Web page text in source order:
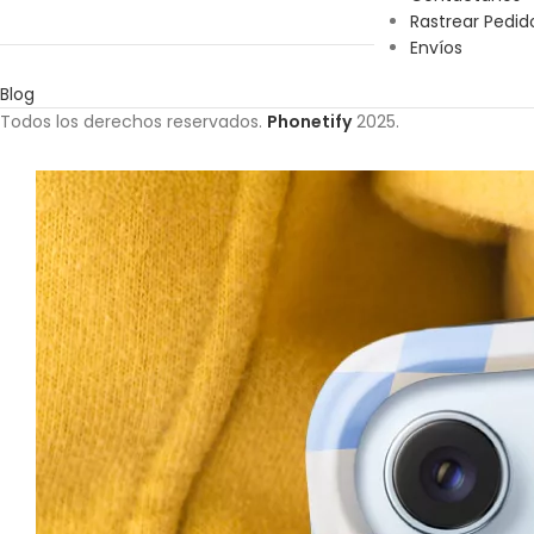
Blog
Rastrear
Envíos
Todos los derechos reservados. Phonetify2025.